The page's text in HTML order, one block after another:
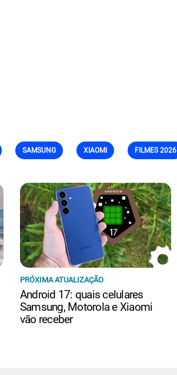
SAMSUNG XIAOMI FILMES 2026
PRÓXIMA ATUALIZAÇÃO
Android 17: quais celulares
Samsung, Motorola e Xiaomi
vão receber